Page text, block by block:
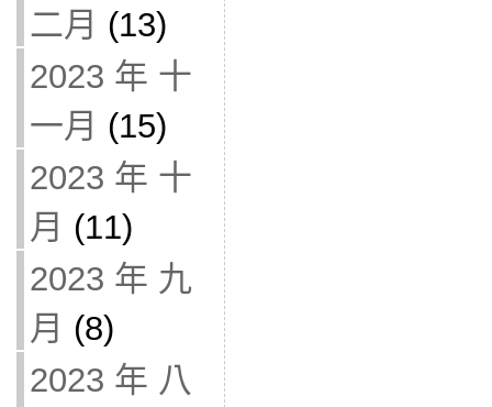
二月 (13)
2023 年 十
一月 (15)
2023 年 十
月 (11)
2023 年 九
月 (8)
2023 年 八